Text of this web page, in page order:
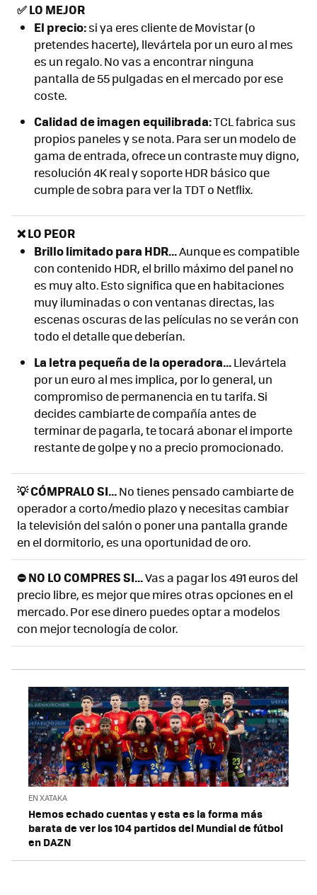
✅LO MEJOR
El precio:si ya eres cliente de Movistar (o
pretendes hacerte), llevártela por un euro al mes
es un regalo. No vas a encontrar ninguna
pantalla de 55 pulgadas en el mercado por ese
coste.
Calidad de imagen equilibrada:TCL fabrica sus
propios paneles y se nota. Para ser un modelo de
gama de entrada, ofrece un contraste muy digno,
resolución 4K real y soporte HDR básico que
cumple de sobra para ver la TDT o Netflix.
❌ LO PEOR
Brillo limitado para HDR...Aunque es compatible
con contenido HDR, el brillo máximo del panel no
es muy alto. Esto significa que en habitaciones
muy iluminadas o con ventanas directas, las
escenas oscuras de las películas no se verán con
todo el detalle que deberían.
La letra pequeña de la operadora...Llevártela
por un euro al mes implica, por lo general, un
compromiso de permanencia en tu tarifa. Si
decides cambiarte de compañía antes de
terminar de pagarla, te tocará abonar el importe
restante de golpe y no a precio promocionado.
💡 CÓMPRALO SI...No tienes pensado cambiarte de
operador a corto/medio plazo y necesitas cambiar
la televisión del salón o poner una pantalla grande
en el dormitorio, es una oportunidad de oro.
⛔ NO LO COMPRES SI...Vas a pagar los 491 euros del
precio libre, es mejor que mires otras opciones en el
mercado. Por ese dinero puedes optar a modelos
con mejor tecnología de color.
EN XATAKA
Hemos echado cuentas y esta es la forma más
barata de ver los 104 partidos del Mundial de fútbol
en DAZN